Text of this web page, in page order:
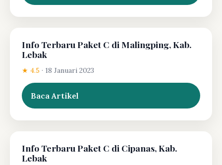
Info Terbaru Paket C di Malingping, Kab.
Lebak
★ 4.5 · 18 Januari 2023
Baca Artikel
Info Terbaru Paket C di Cipanas, Kab.
Lebak